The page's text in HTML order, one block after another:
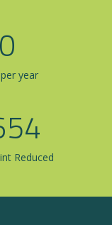
year
Reduced